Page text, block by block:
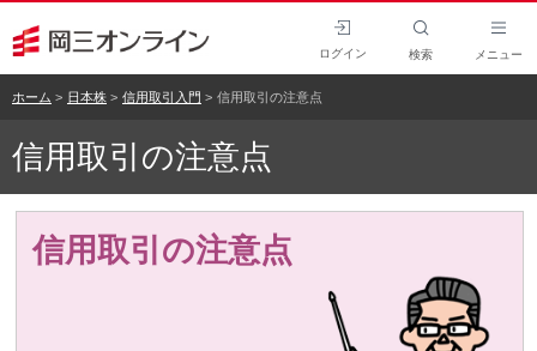
ログイン 検索 メニュー
ホーム 日本株 信用取引入門 信用取引の注意点
信用取引の注意点
信用取引の注意点